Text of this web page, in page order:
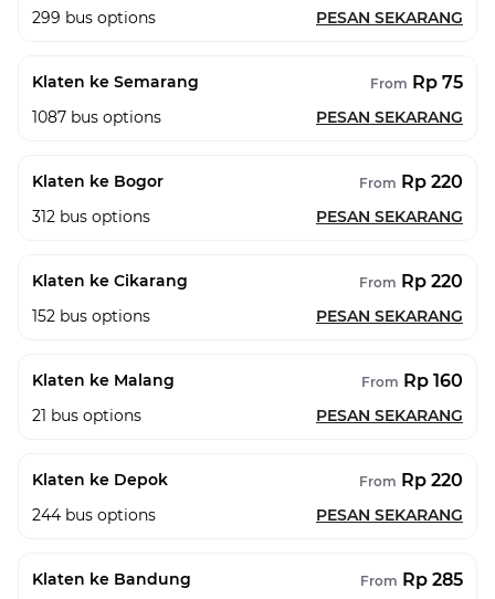
299 bus options PESAN SEKARANG
Klaten ke Semarang From Rp 75
1087 bus options PESAN SEKARANG
Klaten ke Bogor From Rp 220
312 bus options PESAN SEKARANG
Klaten ke Cikarang From Rp 220
152 bus options PESAN SEKARANG
Klaten ke Malang From Rp 160
21 bus options PESAN SEKARANG
Klaten ke Depok From Rp 220
244 bus options PESAN SEKARANG
Klaten ke Bandung From Rp 285